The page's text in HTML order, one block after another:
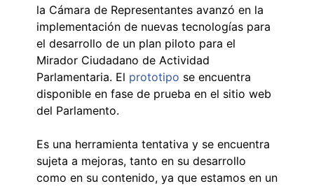
la Cámara de Representantes avanzó en la
implementación de nuevas tecnologías para
el desarrollo de un plan piloto para el
Mirador Ciudadano de Actividad
Parlamentaria. El prototipo se encuentra
disponible en fase de prueba en el sitio web
del Parlamento.
Es una herramienta tentativa y se encuentra
sujeta a mejoras, tanto en su desarrollo
como en su contenido, ya que estamos en un